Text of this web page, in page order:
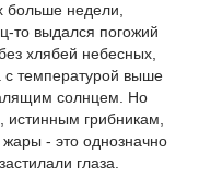
больше недели,
то выдался погожий
хлябей небесных,
с температурой выше
солнцем. Но
истинным грибникам,
жары - это однозначно
глаза.